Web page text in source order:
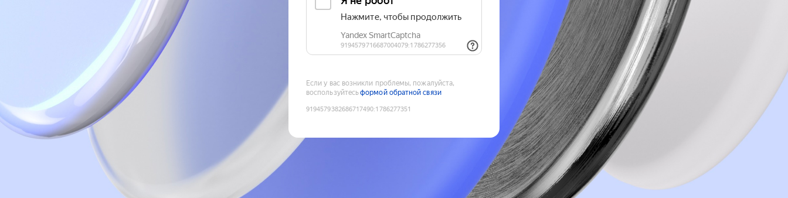
Если у вас возникли проблемы, пожалуйста,
воспользуйтесьформой обратной связи
9194579382686717490:1786277351